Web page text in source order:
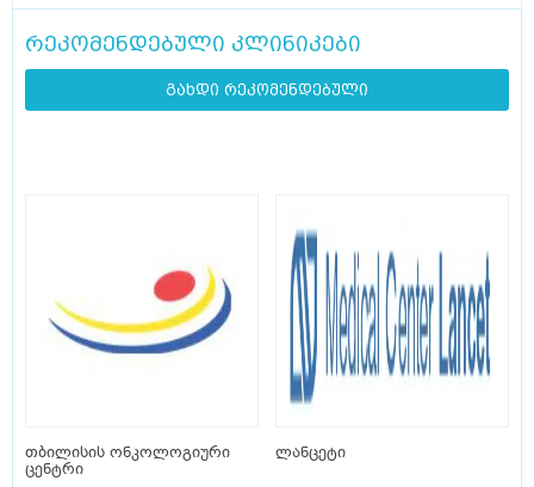
რეკომენდებული კლინიკები
გახდი რეკომენდებული
თბილისის ონკოლოგიური
ცენტრი
ლანცეტი